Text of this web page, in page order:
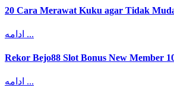
20 Cara Merawat Kuku agar Tidak
ادامه ...
Rekor Bejo88 Slot Bonus New Member
ادامه ...